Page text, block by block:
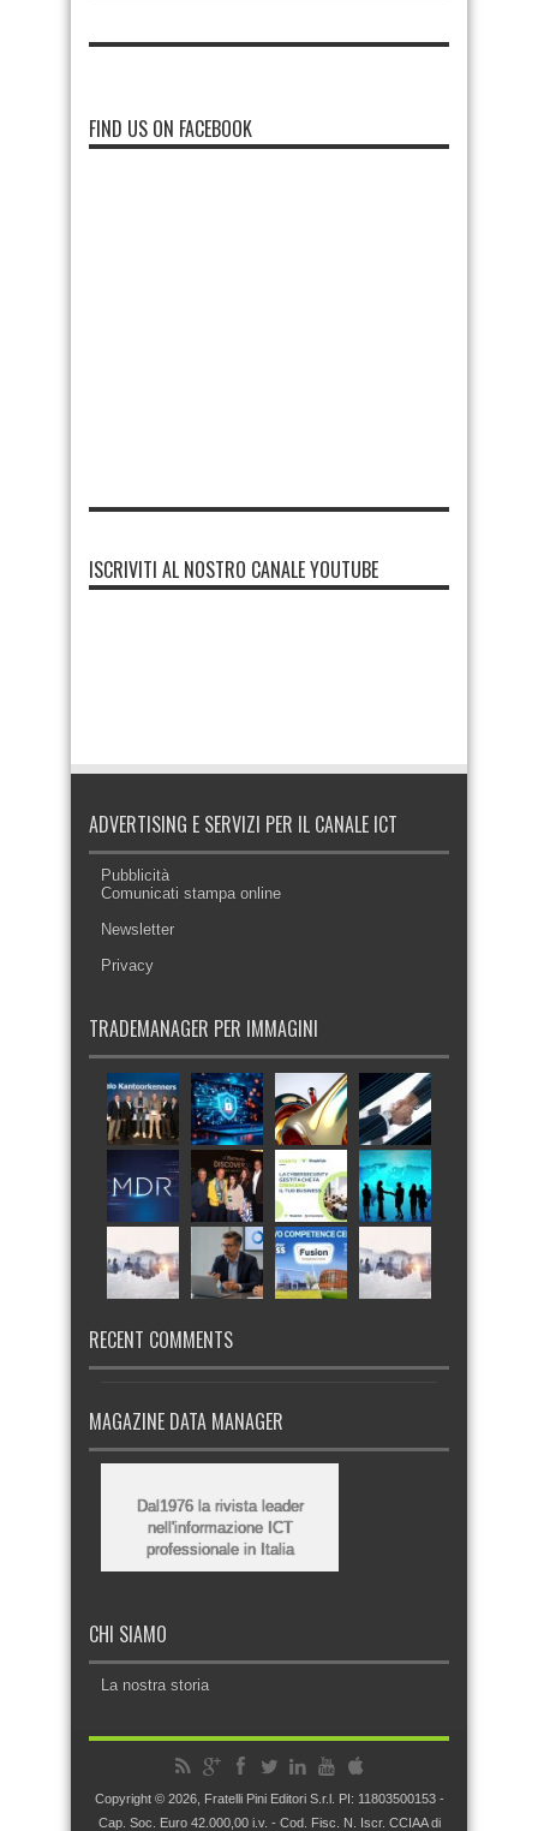
FIND US ON FACEBOOK
ISCRIVITI AL NOSTRO CANALE YOUTUBE
ADVERTISING E SERVIZI PER IL CANALE ICT
Pubblicità
Comunicati stampa online
Newsletter
Privacy
TRADEMANAGER PER IMMAGINI
RECENT COMMENTS
MAGAZINE DATA MANAGER
Dal1976 la rivista leader
nell'informazione ICT
professionale in Italia
CHI SIAMO
La nostra storia
Copyright © 2026, Fratelli Pini Editori S.r.l. PI: 11803500153 -
Cap. Soc. Euro 42.000,00 i.v. - Cod. Fisc. N. Iscr. CCIAA di